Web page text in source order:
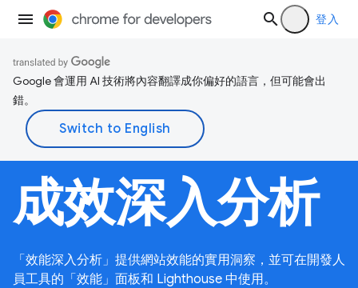
登入
Google 會運用 AI 技術將內容翻譯成你偏好的語言，但可能會出
錯。
成效深入分析
「效能深入分析」提供網站效能的實用洞察，並可在開發人
員工具的「效能」面板和 Lighthouse 中使用。